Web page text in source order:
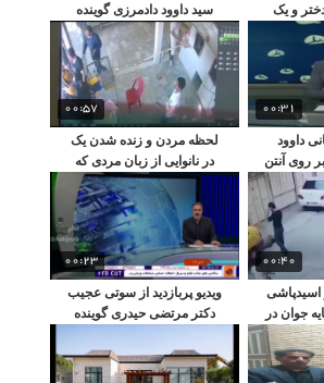
و یک
سید داوود دادمرزی گوینده
خبر ورزشی از تلویزیون
00:31
داوود
روی آنتن
00:57
لحظه مردن و زنده شدن یک
در نانوایی از زبان مردی که
نجاتش داد
00:40
اسیدپاشی
جوان در
00:23
ویدیو پربازدید از سوتی عجیب
دکتر مرتضی حیدری گوینده